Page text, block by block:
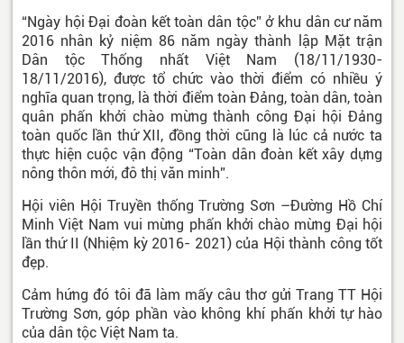
“Ngày hội Đại đoàn kết toàn dân tộc” ở khu dân cư năm
2016 nhân kỷ niệm 86 năm ngày thành lập Mặt trận
Dân tộc Thống nhất Việt Nam (18/11/1930-
18/11/2016), được tổ chức vào thời điểm có nhiều ý
nghĩa quan trọng, là thời điểm toàn Đảng, toàn dân, toàn
quân phấn khởi chào mừng thành công Đại hội Đảng
toàn quốc lần thứ XII, đồng thời cũng là lúc cả nước ta
thực hiện cuộc vận động “Toàn dân đoàn kết xây dựng
nông thôn mới, đô thị văn minh”.
Hội viên Hội Truyền thống Trường Sơn –Đường Hồ Chí
Minh Việt Nam vui mừng phấn khởi chào mừng Đại hội
lần thứ II (Nhiệm kỳ 2016- 2021) của Hội thành công tốt
đẹp.
Cảm hứng đó tôi đã làm mấy câu thơ gửi Trang TT Hội
Trường Sơn, góp phần vào không khí phấn khởi tự hào
của dân tộc Việt Nam ta.